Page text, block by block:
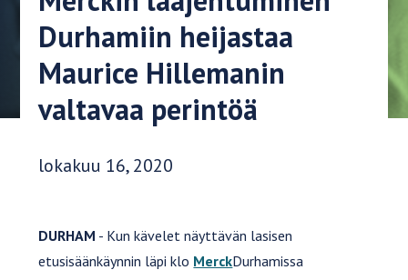
Durhamiin heijastaa
Maurice Hillemanin
valtavaa perintöä
Julkaisupäivä:
lokakuu 16, 2020
DURHAM - Kun kävelet näyttävän lasisen
etusisäänkäynnin läpi klo MerckDurhamissa